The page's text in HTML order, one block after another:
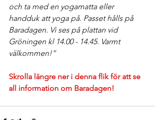
och ta med en yogamatta eller
handduk att yoga på. Passet hålls på
Baradagen. Vi ses på plattan vid
Gröningen kl 14.00 - 14.45. Varmt
välkommen!”
Skrolla längre ner i denna flik för att se
all information om Baradagen!